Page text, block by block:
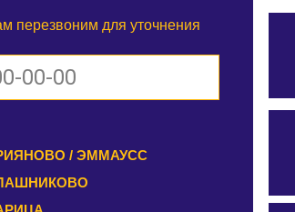
перезвоним для уточнения
/ ЭММАУСС